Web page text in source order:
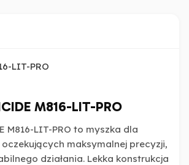
M816-LIT-PRO
M816-LIT-PRO to myszka dla
maksymalnej precyzji,
działania. Lekka konstrukcja